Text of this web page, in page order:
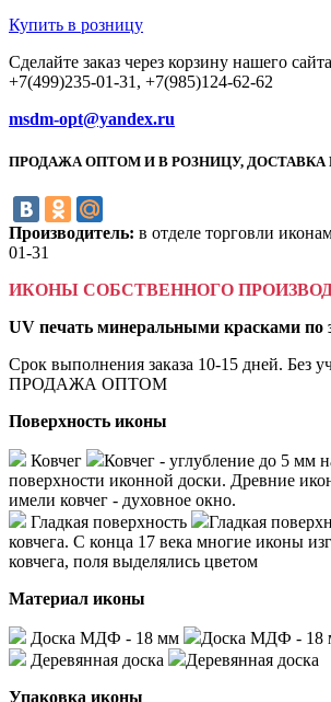
Купить в розницу
Сделайте заказ через корзину нашего
+7(499)235-01-31, +7(985)124-62-62
msdm-opt@yandex.ru
ПРОДАЖА ОПТОМ И В РОЗНИЦУ,
Производитель: в отделе торговли
01-31
ИКОНЫ СОБСТВЕННОГО
UV печать минеральными красками по
Срок выполнения заказа 10-15 дней. Без
ПРОДАЖА ОПТОМ
Поверхность иконы
Ковчег
Ковчег - углубление до 5 мм
поверхности иконной доски. Древние
имели ковчег - духовное окно.
Гладкая поверхность
Гладкая
ковчега. С конца 17 века многие иконы
ковчега, поля выделялись цветом
Материал иконы
Доска МДФ - 18 мм
Доска МДФ - 18
Деревянная доска
Деревянная доска
Упаковка иконы